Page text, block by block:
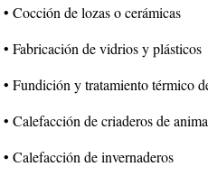
• Cocción de lozas o cerámicas
• Fabricación de vidrios y plásticos
• Fundición y tratamiento térmico
• Calefacción de criaderos de
• Calefacción de invernaderos